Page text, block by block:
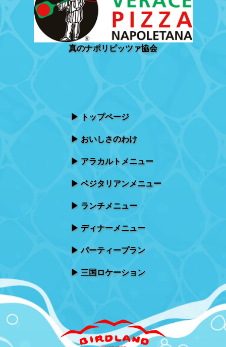
真のナポリピッツァ協会
トップページ
おいしさのわけ
アラカルトメニュー
ベジタリアンメニュー
ランチメニュー
ディナーメニュー
パーティープラン
三国ロケーション